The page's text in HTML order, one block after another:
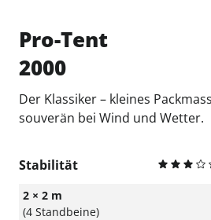
Pro-Tent
2000
Der Klassiker – kleines
souverän bei Wind und Wetter.
Stabilität
2 × 2 m
(4 Standbeine)